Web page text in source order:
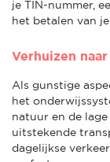
je TIN-nummer,
het betalen van
Verhuizen
Als gunstige
het
natuur en de
uitstekende
dagelijkse